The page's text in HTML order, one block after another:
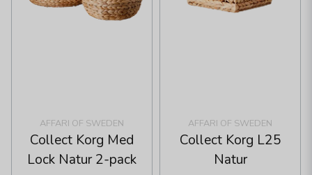
AFFARI OF SWEDEN
Collect Korg Med
Lock Natur 2-pack
AFFARI OF SWEDEN
Collect Korg L25
Natur